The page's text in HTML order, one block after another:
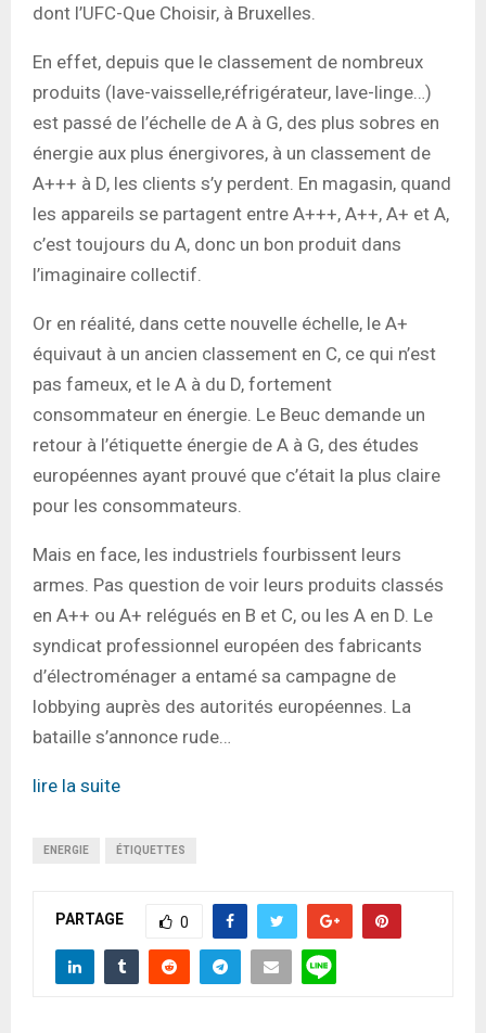
dont l’UFC-Que Choisir, à Bruxelles.
En effet, depuis que le classement de nombreux
produits (lave-vaisselle,réfrigérateur, lave-linge…)
est passé de l’échelle de A à G, des plus sobres en
énergie aux plus énergivores, à un classement de
A+++ à D, les clients s’y perdent. En magasin, quand
les appareils se partagent entre A+++, A++, A+ et A,
c’est toujours du A, donc un bon produit dans
l’imaginaire collectif.
Or en réalité, dans cette nouvelle échelle, le A+
équivaut à un ancien classement en C, ce qui n’est
pas fameux, et le A à du D, fortement
consommateur en énergie. Le Beuc demande un
retour à l’étiquette énergie de A à G, des études
européennes ayant prouvé que c’était la plus claire
pour les consommateurs.
Mais en face, les industriels fourbissent leurs
armes. Pas question de voir leurs produits classés
en A++ ou A+ relégués en B et C, ou les A en D. Le
syndicat professionnel européen des fabricants
d’électroménager a entamé sa campagne de
lobbying auprès des autorités européennes. La
bataille s’annonce rude…
lire la suite
ENERGIE ÉTIQUETTES
PARTAGE 0